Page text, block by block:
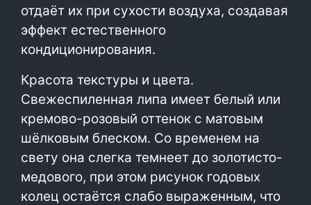
отдаёт их при сухости воздуха, создавая
эффект естественного
кондиционирования.
Красота текстуры и цвета.
Свежеспиленная липа имеет белый или
кремово-розовый оттенок с матовым
шёлковым блеском. Со временем на
свету она слегка темнеет до золотисто-
медового, при этом рисунок годовых
колец остаётся слабо выраженным, что